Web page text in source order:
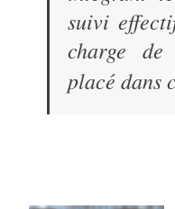
suivi
charge
placé dans